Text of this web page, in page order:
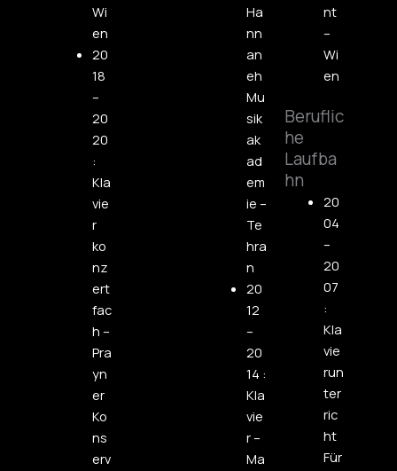
Wi
en
20
18
–
20
20
:
Kla
vie
r
ko
nz
ert
fac
h –
Pra
yn
er
Ko
ns
erv
Ha
nn
an
eh
Mu
sik
ak
ad
em
ie –
Te
hra
n
20
12
–
20
14 :
Kla
vie
r –
Ma
nt
–
Wi
en
Beruflic
he
Laufba
hn
20
04
–
20
07
:
Kla
vie
run
ter
ric
ht
Für